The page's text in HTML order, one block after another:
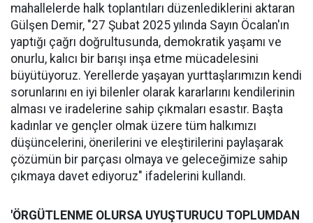
mahallelerde halk toplantıları düzenlediklerini aktaran
Gülşen Demir, "27 Şubat 2025 yılında Sayın Öcalan'ın
yaptığı çağrı doğrultusunda, demokratik yaşamı ve
onurlu, kalıcı bir barışı inşa etme mücadelesini
büyütüyoruz. Yerellerde yaşayan yurttaşlarımızın kendi
sorunlarını en iyi bilenler olarak kararlarını kendilerinin
alması ve iradelerine sahip çıkmaları esastır. Başta
kadınlar ve gençler olmak üzere tüm halkımızı
düşüncelerini, önerilerini ve eleştirilerini paylaşarak
çözümün bir parçası olmaya ve geleceğimize sahip
çıkmaya davet ediyoruz" ifadelerini kullandı.
'ÖRGÜTLENME OLURSA UYUŞTURUCU TOPLUMDAN